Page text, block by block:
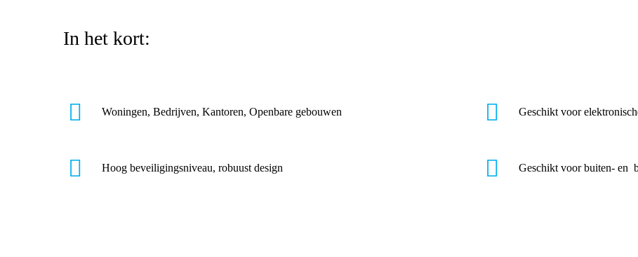
In het kort:
Woningen, Bedrijven, Kantoren, Openbare gebouwen
Hoog beveiligingsniveau, robuust design
Geschikt voor
Geschikt voor buiten- en